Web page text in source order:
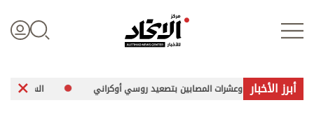
أبرز الأخبار
وعشرات المصابين بتصعيد روسي أوكراني السعودية: إخماد حريق